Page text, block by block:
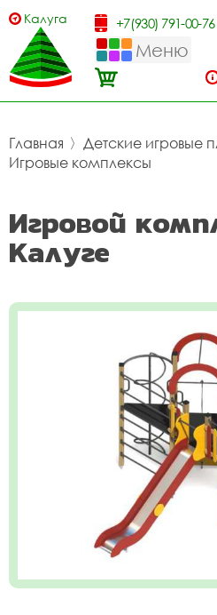
Калуга +7(930) 791-00-76
Меню
Главная 〉 Детские игровые
Игровые комплексы
Игровой
Калуге